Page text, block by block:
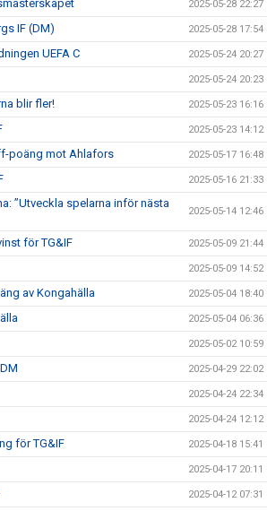
2025-05-28 22:27
IF (DM) 2025-05-28 17:54
UEFA C 2025-05-24 20:27
2025-05-24 20:23
blir fler! 2025-05-23 16:16
2025-05-23 14:12
poäng mot Ahlafors 2025-05-17 16:48
2025-05-16 21:33
”Utveckla spelarna inför nästa
2025-05-14 12:46
för TG&IF 2025-05-09 21:44
2025-05-09 14:52
av Kongahälla 2025-05-04 18:40
2025-05-04 06:36
2025-05-02 10:59
2025-04-29 22:02
2025-04-24 22:34
2025-04-24 12:12
för TG&IF 2025-04-18 15:41
2025-04-17 20:11
2025-04-12 07:31